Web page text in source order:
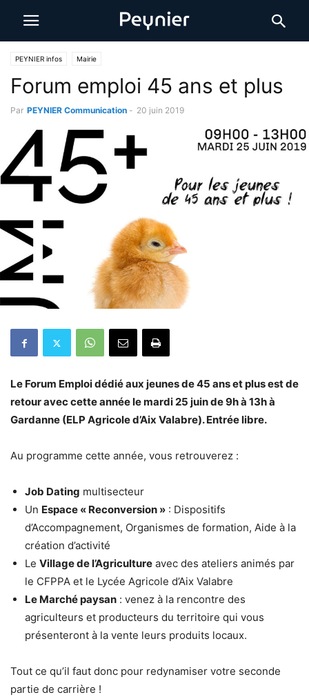
PEYNIER infos Mairie
Forum emploi 45 ans et plus
Par PEYNIER Communication - 20 juin 2019
Le Forum Emploi dédié aux jeunes de 45 ans et plus est de
retour avec cette année le mardi 25 juin de 9h à 13h à
Gardanne (ELP Agricole d’Aix Valabre). Entrée libre.
Au programme cette année, vous retrouverez :
Job Dating multisecteur
Un Espace « Reconversion » : Dispositifs
d’Accompagnement, Organismes de formation, Aide à la
création d’activité
Le Village de l’Agriculture avec des ateliers animés par
le CFPPA et le Lycée Agricole d’Aix Valabre
Le Marché paysan : venez à la rencontre des
agriculteurs et producteurs du territoire qui vous
présenteront à la vente leurs produits locaux.
Tout ce qu’il faut donc pour redynamiser votre seconde
partie de carrière !